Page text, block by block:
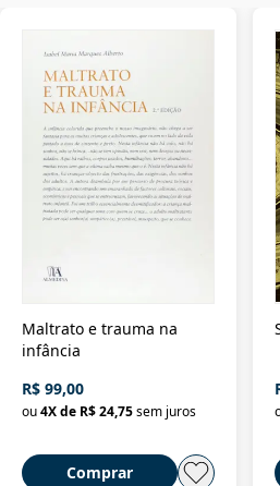
Maltrato e trauma na
infância
R$ 99,00
ou4X de R$ 24,75sem juros
Comprar